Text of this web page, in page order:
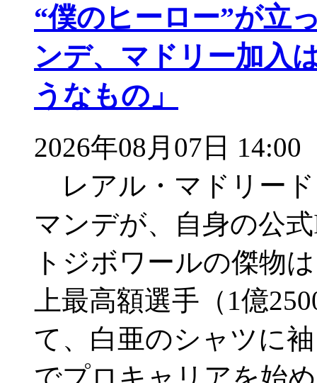
“僕のヒーロー”が立
ンデ、マドリー加入
うなもの」
2026年08月07日 14:00
レアル・マドリー
マンデが、自身の公
トジボワールの傑物
上最高額選手（1億
て、白亜のシャツに
でプロキャリアを始